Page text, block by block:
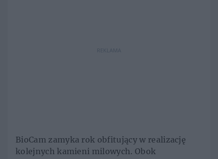
REKLAMA
BioCam zamyka rok obfitujący w realizację
kolejnych kamieni milowych. Obok